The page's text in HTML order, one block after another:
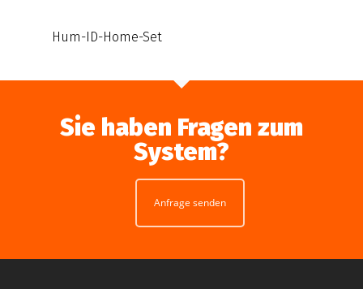
Hum-ID-Home-Set
Sie haben Fragen zum
System?
Anfrage senden